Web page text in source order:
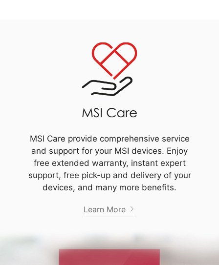
MSI Care provide comprehensive service
and support for your MSI devices. Enjoy
free extended warranty, instant expert
support, free pick-up and delivery of your
devices, and many more benefits.
Learn More